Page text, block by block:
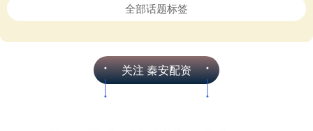
全部话题标签
关注 秦安配资